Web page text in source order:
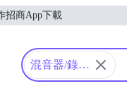
招商App下載
Yahoo購物中心
混音器/錄音